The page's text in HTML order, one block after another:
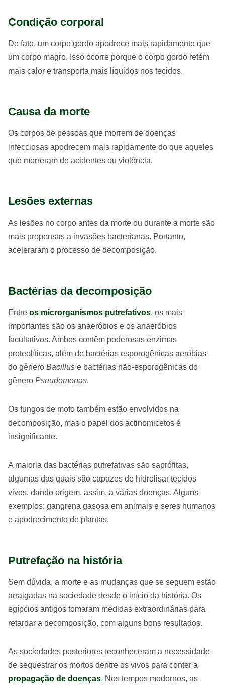
Condição corporal
De fato, um corpo gordo apodrece mais rapidamente que
um corpo magro. Isso ocorre porque o corpo gordo retém
mais calor e transporta mais líquidos nos tecidos.
Causa da morte
Os corpos de pessoas que morrem de doenças
infecciosas apodrecem mais rapidamente do que aqueles
que morreram de acidentes ou violência.
Lesões externas
As lesões no corpo antes da morte ou durante a morte são
mais propensas a invasões bacterianas. Portanto,
aceleraram o processo de decomposição.
Bactérias da decomposição
Entre os microrganismos putrefativos, os mais
importantes são os anaeróbios e os anaeróbios
facultativos. Ambos contêm poderosas enzimas
proteolíticas, além de bactérias esporogênicas aeróbias
do gênero Bacillus e bactérias não-esporogênicas do
gênero Pseudomonas.
Os fungos de mofo também estão envolvidos na
decomposição, mas o papel dos actinomicetos é
insignificante.
A maioria das bactérias putrefativas são saprófitas,
algumas das quais são capazes de hidrolisar tecidos
vivos, dando origem, assim, a várias doenças. Alguns
exemplos: gangrena gasosa em animais e seres humanos
e apodrecimento de plantas.
Putrefação na história
Sem dúvida, a morte e as mudanças que se seguem estão
arraigadas na sociedade desde o início da história. Os
egípcios antigos tomaram medidas extraordinárias para
retardar a decomposição, com alguns bons resultados.
As sociedades posteriores reconheceram a necessidade
de sequestrar os mortos dentre os vivos para conter a
propagação de doenças. Nos tempos modernos, as